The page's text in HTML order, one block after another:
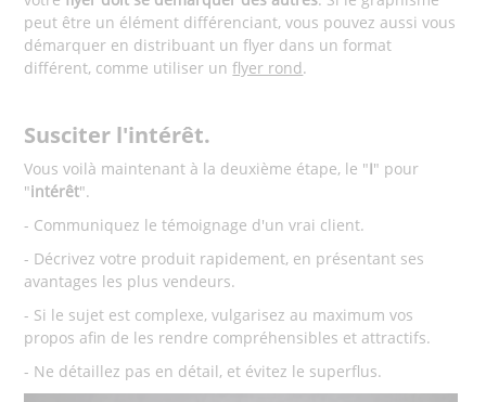
peut être un élément différenciant, vous pouvez aussi vous
démarquer en distribuant un flyer dans un format
différent, comme utiliser unflyer rond.
Susciter l'intérêt.
Vous voilà maintenant à la deuxième étape, le "I" pour
"intérêt".
- Communiquez le témoignage d'un vrai client.
- Décrivez votre produit rapidement, en présentant ses
avantages les plus vendeurs.
- Si le sujet est complexe, vulgarisez au maximum vos
propos afin de les rendre compréhensibles et attractifs.
- Ne détaillez pas en détail, et évitez le superflus.